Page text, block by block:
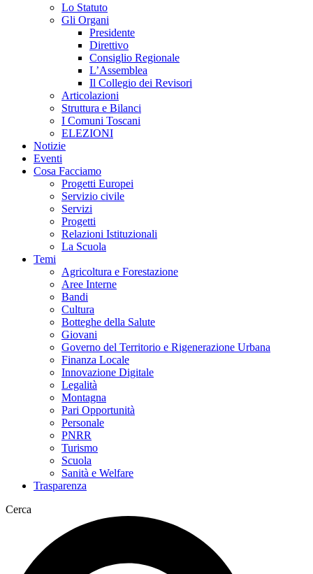
Lo Statuto
Gli Organi
Presidente
Direttivo
Consiglio Regionale
L’Assemblea
Il Collegio dei Revisori
Articolazioni
Struttura e Bilanci
I Comuni Toscani
ELEZIONI
Notizie
Eventi
Cosa Facciamo
Progetti Europei
Servizio civile
Servizi
Progetti
Relazioni Istituzionali
La Scuola
Temi
Agricoltura e Forestazione
Aree Interne
Bandi
Cultura
Botteghe della Salute
Giovani
Governo del Territorio e Rigenerazione Urbana
Finanza Locale
Innovazione Digitale
Legalità
Montagna
Pari Opportunità
Personale
PNRR
Turismo
Scuola
Sanità e Welfare
Trasparenza
Cerca